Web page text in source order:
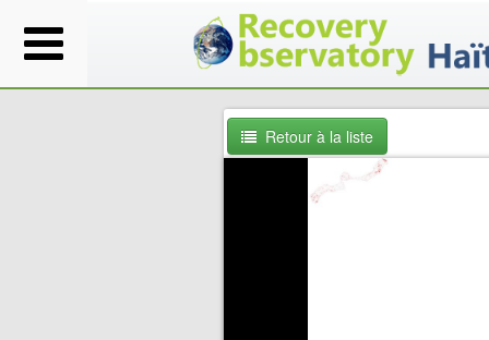
Retour à la liste